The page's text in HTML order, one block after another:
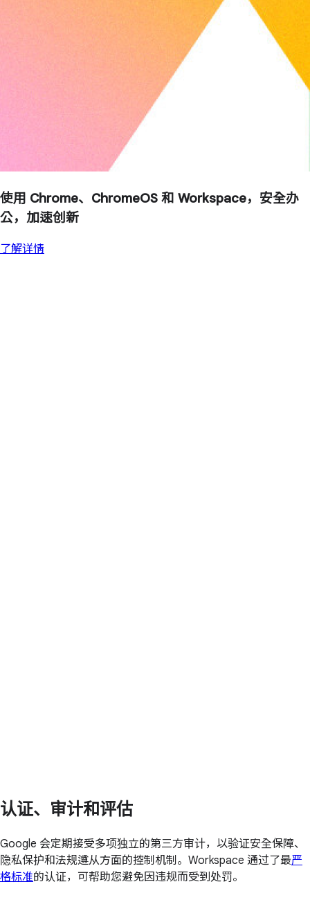
使用 Chrome、ChromeOS 和 Workspace，安全办
公，加速创新
了解详情
认证、审计和评估
Google 会定期接受多项独立的第三方审计，以验证安全保障、
隐私保护和法规遵从方面的控制机制。Workspace 通过了最严
格标准的认证，可帮助您避免因违规而受到处罚。